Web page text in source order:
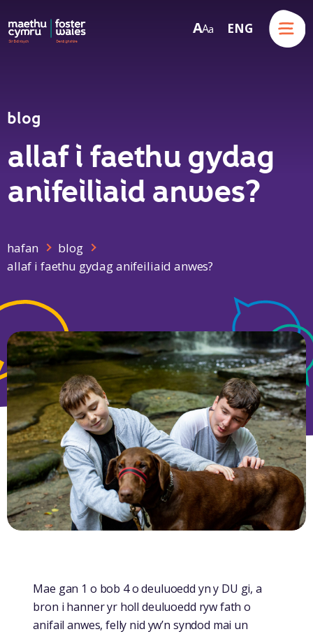
Skip to content
AA a ENG
Menu
blog
allaf i faethu gydag
anifeiliaid anwes?
hafan
blog
allaf i faethu gydag anifeiliaid anwes?
Mae gan 1 o bob 4 o deuluoedd yn y DU gi, a
bron i hanner yr holl deuluoedd ryw fath o
anifail anwes, felly nid yw’n syndod mai un